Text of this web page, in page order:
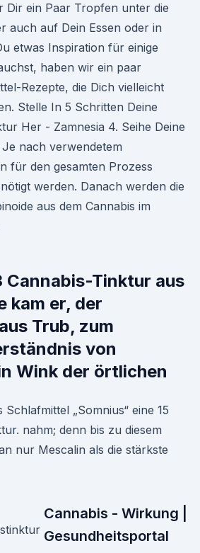
Dir ein Paar Tropfen unter die
auch auf Dein Essen oder in
etwas Inspiration für einige
haben wir ein paar
Rezepte, die Dich vielleicht
Stelle In 5 Schritten Deine
Her - Zamnesia 4. Seihe Deine
nach verwendetem
für den gesamten Prozess
werden. Danach werden die
aus dem Cannabis im
Cannabis-Tinktur aus
kam er, der
Trub, zum
von
Wink der örtlichen
„Somnius“ eine 15
nahm; denn bis zu diesem
nur Mescalin als die stärkste
Cannabis - Wirkung |
Gesundheitsportal